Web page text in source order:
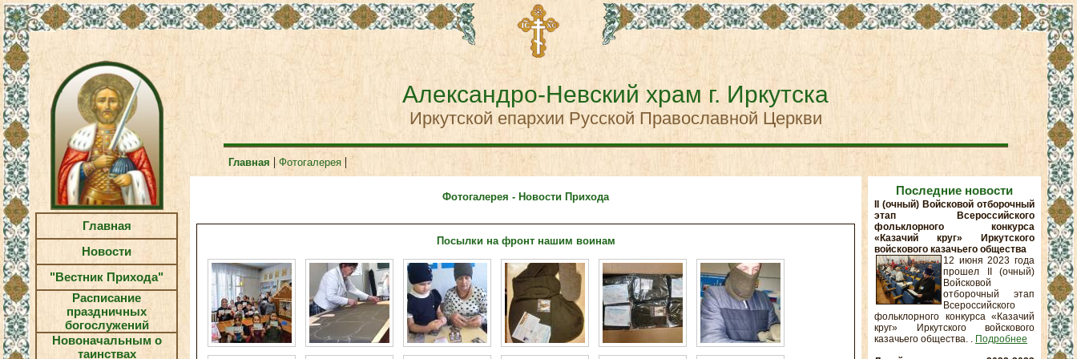
Главная
Новости
"Вестник Прихода"
Расписание
праздничных
богослужений
Новоначальным о
таинствах
Александро-Невский храм г. Иркутска
Иркутской епархии Русской Православной Церкви
Главная | Фотогалерея |
Фотогалерея - Новости Прихода
Посылки на фронт нашим воинам
Последние новости
II (очный) Войсковой отборочный
этап Всероссийского
фольклорного конкурса
«Казачий круг» Иркутского
войскового казачьего общества
12 июня 2023 года
прошел II (очный)
Войсковой
отборочный этап
Всероссийского
фольклорного конкурса «Казачий
круг» Иркутского войскового
казачьего общества. . Подробнее